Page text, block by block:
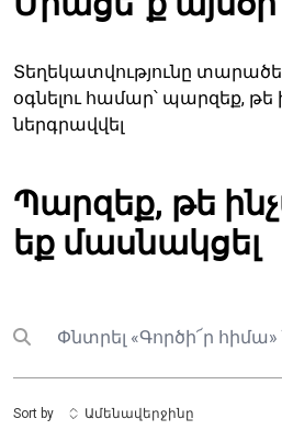
Տեղեկատվությունը
օգնելու համար՝ պարզեք, թե
ներգրավվել
Պարզեք, թե
եք մասնակցել
Submit search
Փնտրել
Sort by Ամենավերջինը